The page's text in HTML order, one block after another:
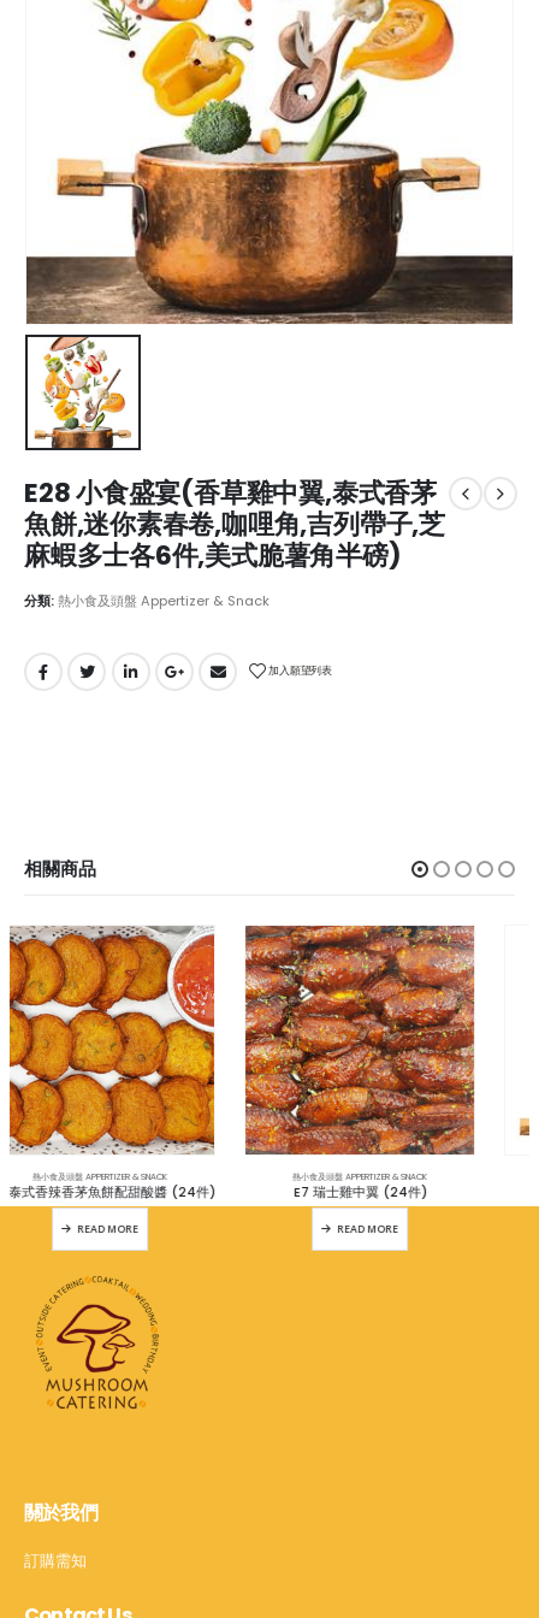
E28 小食盛宴(香草雞中翼,泰式香茅
魚餅,迷你素春卷,咖哩角,吉列帶子,芝
麻蝦多士各6件,美式脆薯角半磅)
分類:熱小食及頭盤 Appertizer & Snack
加入願望列表
相關商品
熱小食及頭盤 APPERTIZER & SNACK
E7 瑞士雞中翼 (24件)
READ MORE
熱小食及頭盤 APPERTIZER & SNACK
E25 港式咖哩魚蛋 (2磅)
READ MORE
關於我們
訂購需知